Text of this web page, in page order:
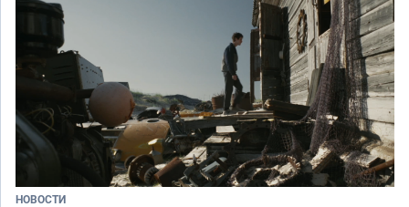
НОВОСТИ